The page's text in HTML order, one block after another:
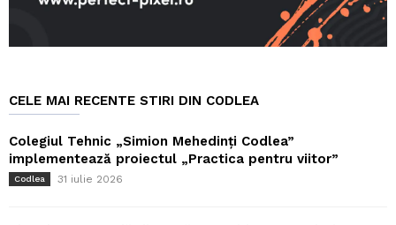
CELE MAI RECENTE STIRI DIN CODLEA
Colegiul Tehnic „Simion Mehedinți Codlea”
implementează proiectul „Practica pentru viitor”
Codlea 31 iulie 2026